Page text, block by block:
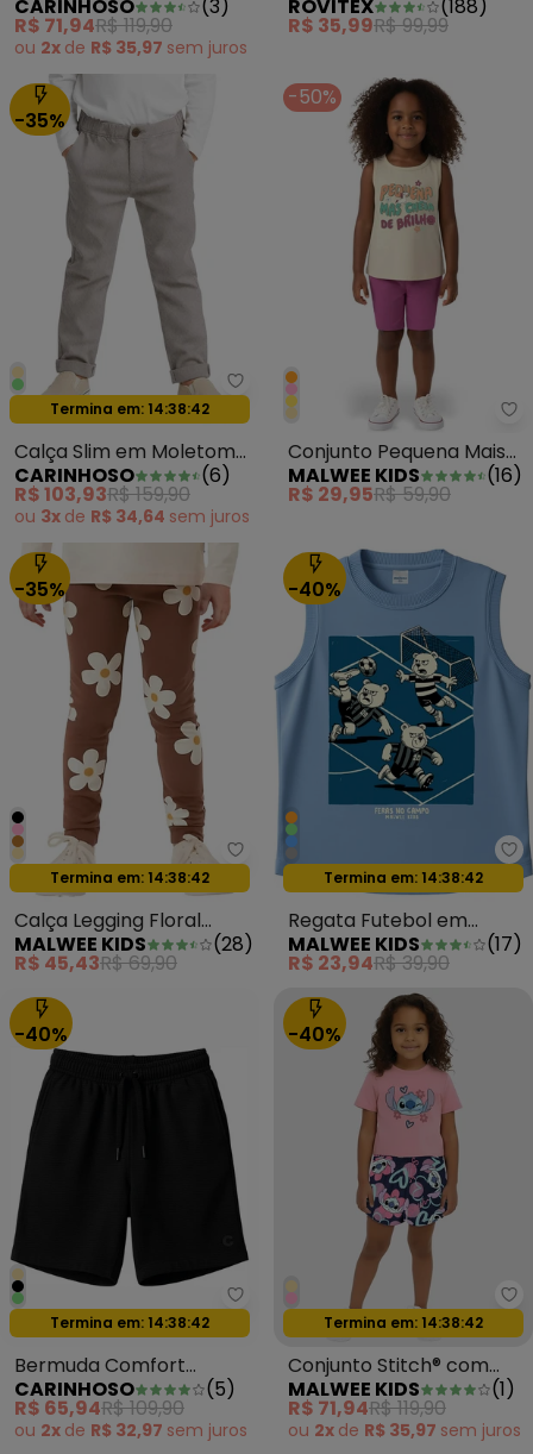
Magic Areia
CARINHOSO (3)
R$ 71,94R$ 119,90
ou 2x de R$ 35,97 sem juros
de Moletom Preto
ROVITEX (188)
R$ 35,99R$ 99,99
-35%
Carinhoso - Calça Slim em
Oferta relâmpago
Termina em: 14:38:39
Calça Slim em Moletom
Taupe
CARINHOSO (6)
R$ 103,93R$ 159,90
ou 3x de R$ 34,64 sem juros
-50%
Conjunto Pequena Mais
Cheia de Brilho Off White
MALWEE KIDS (16)
R$ 29,95R$ 59,90
-35%
Malwee Kids - Calça Legging
Oferta relâmpago
Termina em: 14:38:39
Calça Legging Floral
Marrom
MALWEE KIDS (28)
R$ 45,43R$ 69,90
-40%
Oferta relâmpago
Termina em: 14:38:39
Regata Futebol em
Malha Azul Pastel
MALWEE KIDS (17)
R$ 23,94R$ 39,90
-40%
Carinhoso - Bermuda Comfort
Oferta relâmpago
Termina em: 14:38:39
Bermuda Comfort
Texturizada Preto
CARINHOSO (5)
R$ 65,94R$ 109,90
ou 2x de R$ 32,97 sem juros
-40%
Oferta relâmpago
Termina em: 14:38:39
Conjunto Stitch® com
Glitter Rosa Claro
MALWEE KIDS (1)
R$ 71,94R$ 119,90
ou 2x de R$ 35,97 sem juros